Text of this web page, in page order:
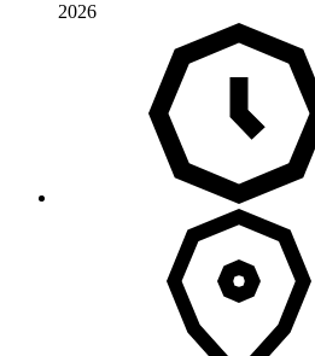
2026